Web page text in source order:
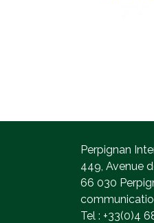
Perpignan
449, Avenue
66 030
Tel : +33(0)4